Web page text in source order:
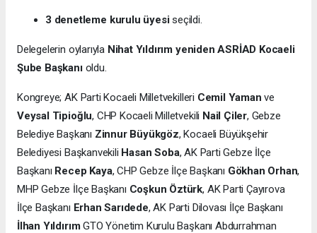
3 denetleme kurulu üyesiseçildi.
Delegelerin oylarıyla Nihat Yıldırım yeniden ASRİAD Kocaeli
Şube Başkanıoldu.
Kongreye; AK Parti Kocaeli Milletvekilleri Cemil Yaman ve
Veysal Tipioğlu, CHP Kocaeli Milletvekili Nail Çiler, Gebze
Belediye Başkanı Zinnur Büyükgöz, Kocaeli Büyükşehir
Belediyesi Başkanvekili Hasan Soba, AK Parti Gebze İlçe
Başkanı Recep Kaya, CHP Gebze İlçe Başkanı Gökhan Orhan,
MHP Gebze İlçe Başkanı Coşkun Öztürk, AK Parti Çayırova
İlçe Başkanı Erhan Sarıdede, AK Parti Dilovası İlçe Başkanı
İlhan YıldırımGTO Yönetim Kurulu Başkanı Abdurrahman